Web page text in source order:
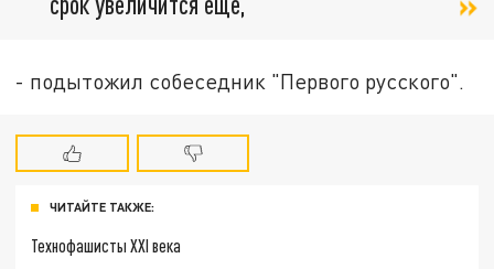
- подытожил собеседник "Первого русского".
ЧИТАЙТЕ ТАКЖЕ:
Технофашисты XXI века